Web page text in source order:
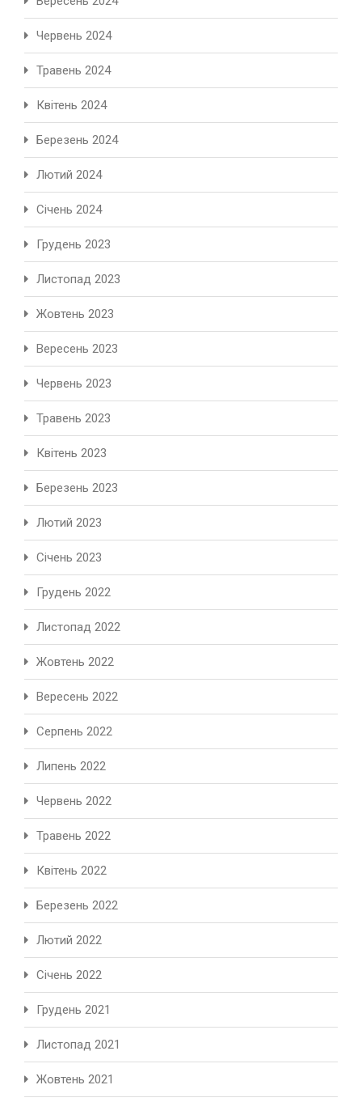
Червень 2024
Травень 2024
Квітень 2024
Березень 2024
Лютий 2024
Січень 2024
Грудень 2023
Листопад 2023
Жовтень 2023
Вересень 2023
Червень 2023
Травень 2023
Квітень 2023
Березень 2023
Лютий 2023
Січень 2023
Грудень 2022
Листопад 2022
Жовтень 2022
Вересень 2022
Серпень 2022
Липень 2022
Червень 2022
Травень 2022
Квітень 2022
Березень 2022
Лютий 2022
Січень 2022
Грудень 2021
Листопад 2021
Жовтень 2021